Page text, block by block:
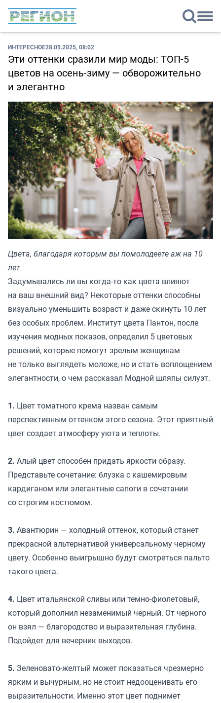
ИНТЕРЕСНОЕ28.09.2025, 08:02
Эти оттенки сразили мир моды: ТОП-5
цветов на осень-зиму — обворожительно
и элегантно
Цвета, благодаря которым вы помолодеете аж на 10
лет
Задумывались ли вы когда-то как цвета влияют
на ваш внешний вид? Некоторые оттенки способны
визуально уменьшить возраст и даже скинуть 10 лет
без особых проблем. Институт цвета Пантон, после
изучения модных показов, определил 5 цветовых
решений, которые помогут зрелым женщинам
не только выглядеть моложе, но и стать воплощением
элегантности, о чем рассказал Модной шляпы силуэт.
1. Цвет томатного крема назван самым
перспективным оттенком этого сезона. Этот приятный
цвет создает атмосферу уюта и теплоты.
2. Алый цвет способен придать яркости образу.
Представьте сочетание: блузка с кашемировым
кардиганом или элегантные сапоги в сочетании
со строгим костюмом.
3. Авантюрин — холодный оттенок, который станет
прекрасной альтернативой универсальному черному
цвету. Особенно выигрышно будут смотреться пальто
такого цвета.
4. Цвет итальянской сливы или темно-фиолетовый,
который дополнил незаменимый черный. От черного
он взял — благородство и выразительная глубина.
Подойдет для вечерник выходов.
5. Зеленовато-желтый может показаться чрезмерно
ярким и вычурным, но не стоит недооценивать его
выразительности. Именно этот цвет поднимет